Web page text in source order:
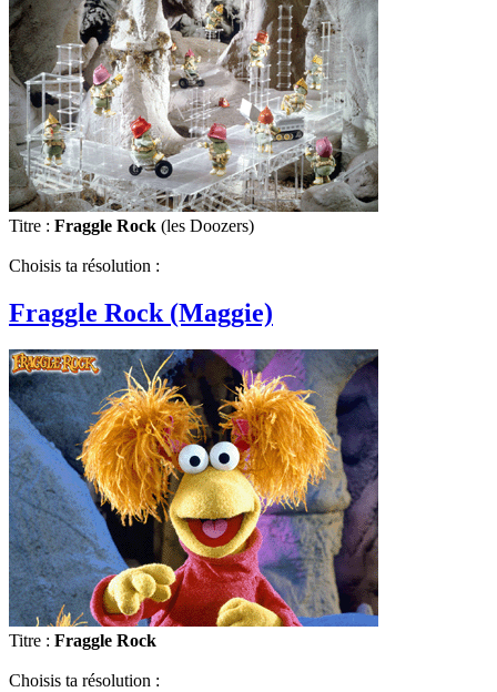
Titre : Fraggle Rock (les Doozers)
Choisis ta résolution :
Fraggle Rock (Maggie)
Titre : Fraggle Rock
Choisis ta résolution :